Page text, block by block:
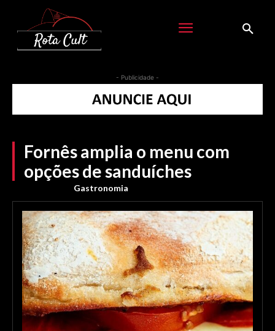
- Publicidade -
Fornês amplia o menu com
opções de sanduíches
Gastronomia